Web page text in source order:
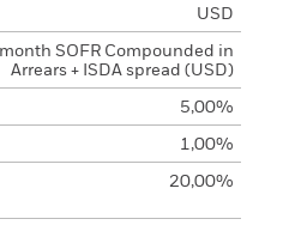
USD
SOFR Compounded in
Arrears + ISDA spread (USD)
5,00%
1,00%
20,00%